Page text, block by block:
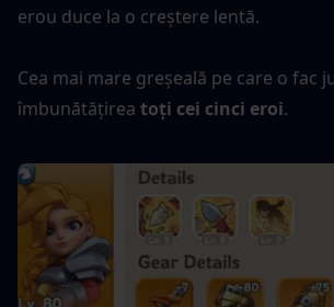
erou duce la o creștere lentă.
Cea mai mare greșeală pe care o fac
îmbunătățirea toți cei cinci eroi.